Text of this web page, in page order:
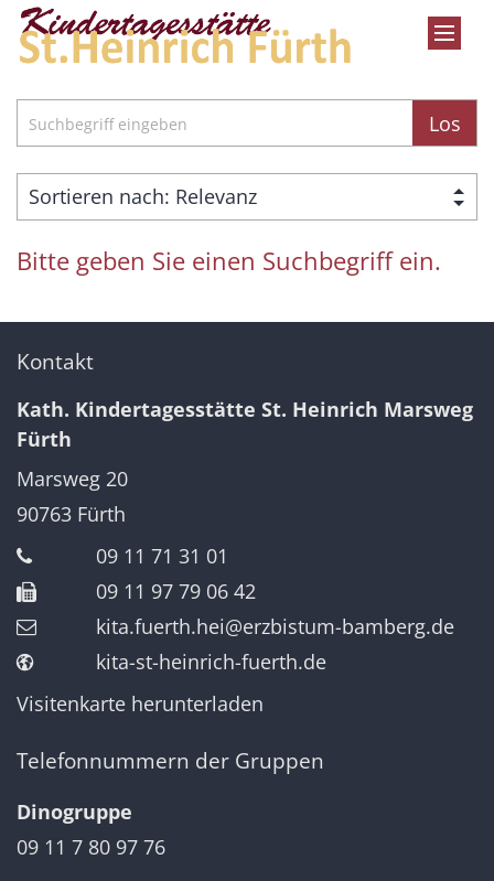
Zum Inhalt springen
Suche Los
Bitte geben Sie einen Suchbegriff ein.
Kontakt
Kath. Kindertagesstätte St. Heinrich Marsweg
Fürth
Marsweg 20
90763 Fürth
09 11 71 31 01
09 11 97 79 06 42
kita.fuerth.hei@erzbistum-bamberg.de
kita-st-heinrich-fuerth.de
Visitenkarte herunterladen
Telefonnummern der Gruppen
Dinogruppe
09 11 7 80 97 76